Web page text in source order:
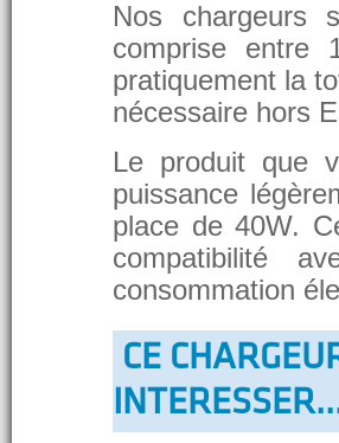
Nos chargeurs
comprise entre
pratiquement la
nécessaire hors
Le produit que
puissance
place de 40W.
compatibilité
consommation
CE